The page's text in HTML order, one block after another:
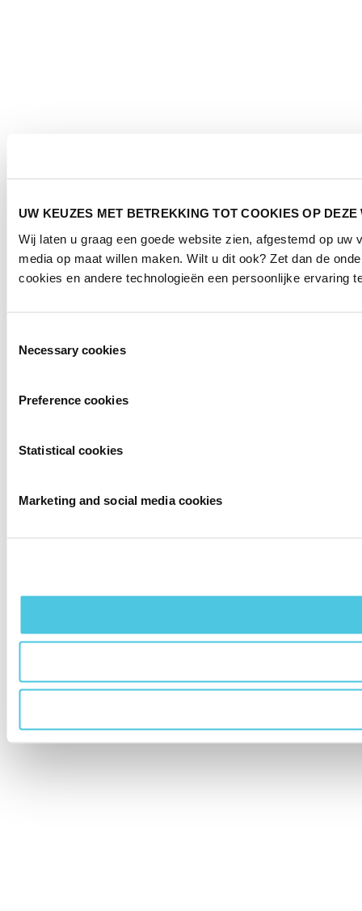
UW KEUZES MET BETREKKING TOT COOKIES OP DEZE
Wij laten u graag een goede website zien, afgestemd op
media op maat willen maken. Wilt u dit ook? Zet dan de
cookies en andere technologieën een persoonlijke ervaring
Necessary cookies
Preference cookies
Statistical cookies
Marketing and social media cookies